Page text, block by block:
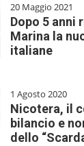
20 Maggio 2021
Dopo 5 anni
Marina la
italiane
1 Agosto 2020
Nicotera, il
bilancio e
dello